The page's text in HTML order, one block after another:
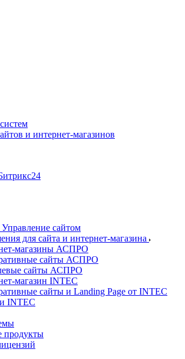
и интернет-магазинов
сайтом
для сайта и интернет-магазина
магазины АСПРО
сайты АСПРО
сайты АСПРО
магазин INTEC
сайты и Landing Page от INTEC
INTEC
продукты